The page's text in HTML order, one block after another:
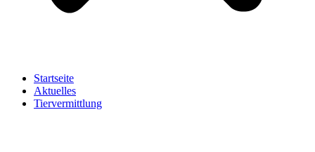
Startseite
Aktuelles
Tiervermittlung